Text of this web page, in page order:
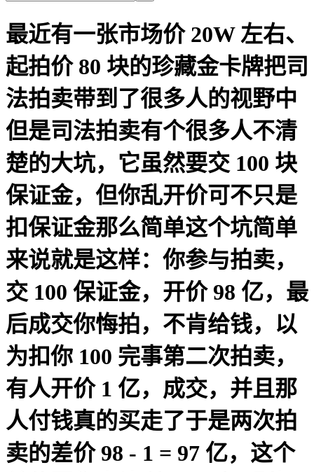
最近有一张市场价 20W 左右、
起拍价 80 块的珍藏金卡牌把司
法拍卖带到了很多人的视野中
但是司法拍卖有个很多人不清
楚的大坑，它虽然要交 100 块
保证金，但你乱开价可不只是
扣保证金那么简单这个坑简单
来说就是这样：你参与拍卖，
交 100 保证金，开价 98 亿，最
后成交你悔拍，不肯给钱，以
为扣你 100 完事第二次拍卖，
有人开价 1 亿，成交，并且那
人付钱真的买走了于是两次拍
卖的差价 98 - 1 = 97 亿，这个